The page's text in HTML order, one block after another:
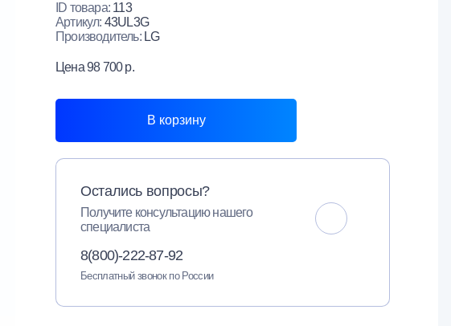
ID товара: 113
Артикул: 43UL3G
Производитель: LG
Цена98 700 р.
В корзину
Остались вопросы?
Получите консультацию нашего
специалиста
8(800)-222-87-92
Бесплатный звонок по России